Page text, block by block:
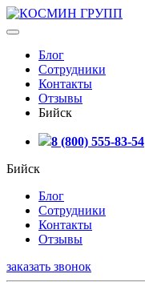
Блог
Сотрудники
Контакты
Отзывы
Бийск
8 (800) 555-83-54
Бийск
Блог
Сотрудники
Контакты
Отзывы
заказать звонок